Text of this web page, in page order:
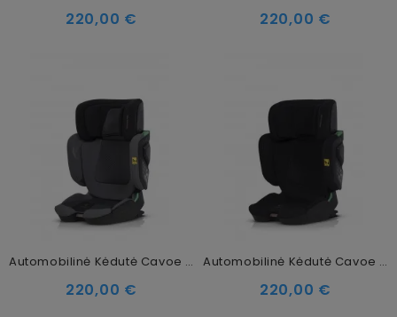
220,00 € 220,00 €
Automobilinė Kėdutė Cavoe Grand Prix Pro I-Size (15-36 Kg), Iron
220,00 €
Automobilinė Kėdutė Cavoe Grand Prix Pro I-Size (15-36 Kg), Meteorite
220,00 €